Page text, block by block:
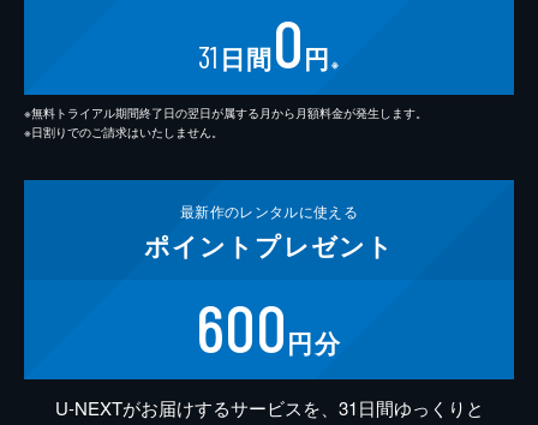
31 日間0円 ※
※無料トライアル期間終了日の翌日が属する月から月額料金が発生します。
※日割りでのご請求はいたしません。
最新作のレンタルに使える
ポイント プレゼント
600円分
U-NEXTがお届けするサービスを、31日間ゆっくりと